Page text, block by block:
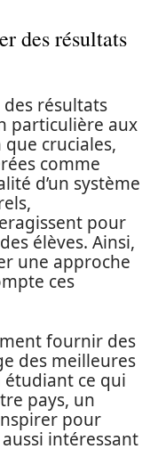
des résultats
résultats
particulière aux
que cruciales,
comme
d’un système
pour
élèves. Ainsi,
une approche
ces
fournir des
des meilleures
étudiant ce qui
pays, un
pour
intéressant